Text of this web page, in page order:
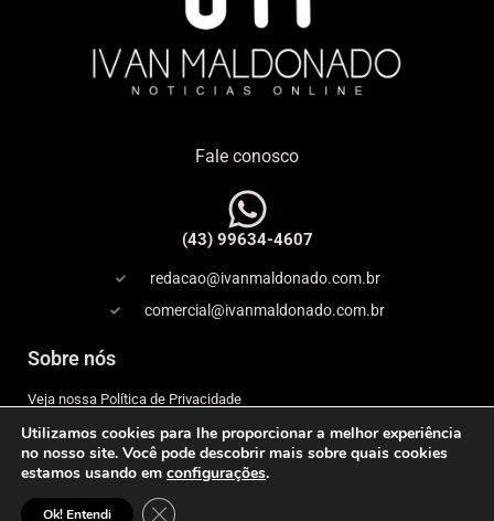
Fale conosco
(43) 99634-4607
redacao@ivanmaldonado.com.br
comercial@ivanmaldonado.com.br
Sobre nós
Veja nossa Política de Privacidade
Copyright
Expediente
© 2026 IVAN MALDONADO – NOTÍCIAS ONLINE– Todos os
Utilizamos cookies para lhe proporcionar a melhor experiência
no nosso site. Você pode descobrir mais sobre quais cookies
estamos usando em configurações.
Ok! Entendi Close GDPR Cookie Banner